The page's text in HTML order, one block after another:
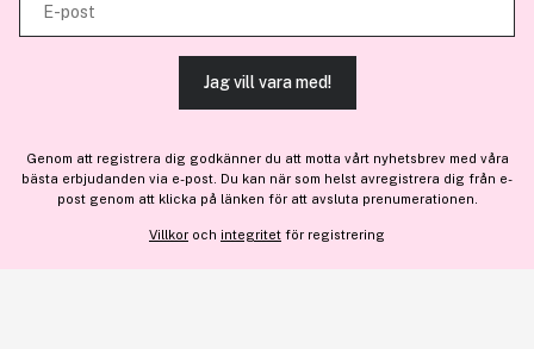
tjänster.
TILLÅT ALLA COOKIES
VISA DETALJER
Brandsdal Group AS
För personlig vägledning om professionella hårprodukter, klicka
här.
E-post
Jag vill vara med!
Genom att registrera dig godkänner du att motta vårt nyhetsbrev med våra
bästa erbjudanden via e-post. Du kan när som helst avregistrera dig från e-
post genom att klicka på länken för att avsluta prenumerationen.
Villkor och integritet för registrering